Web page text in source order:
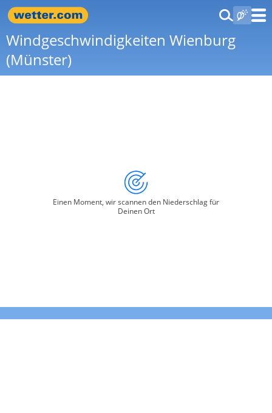
Windgeschwindigkeiten Wienburg
(Münster)
Einen Moment, wir scannen den Niederschlag für
Deinen Ort